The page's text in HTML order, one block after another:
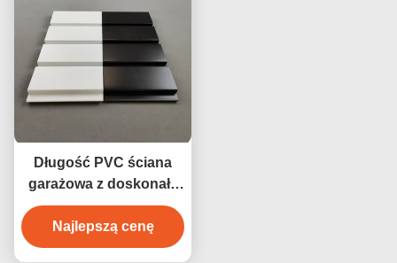
Długość PVC ściana
garażowa z doskonałą
odpornością na wilgoć
4ft 8ft
Najlepszą cenę